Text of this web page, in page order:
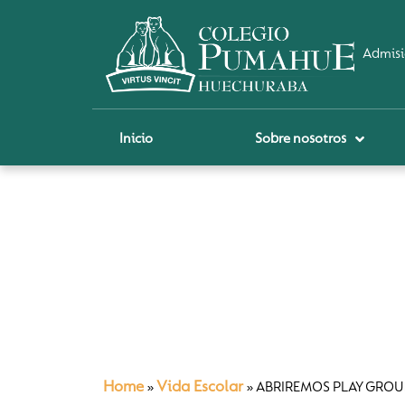
Inicio Sobre nosotros
Home » Vida Escolar»ABRIREMOS PLAY